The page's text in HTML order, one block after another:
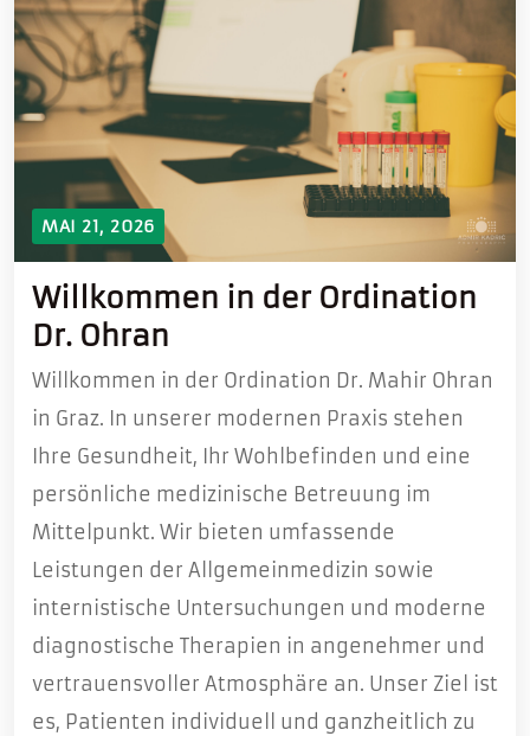
MAI 21, 2026
Willkommen in der Ordination
Dr. Ohran
Willkommen in der Ordination Dr. Mahir Ohran
in Graz. In unserer modernen Praxis stehen
Ihre Gesundheit, Ihr Wohlbefinden und eine
persönliche medizinische Betreuung im
Mittelpunkt. Wir bieten umfassende
Leistungen der Allgemeinmedizin sowie
internistische Untersuchungen und moderne
diagnostische Therapien in angenehmer und
vertrauensvoller Atmosphäre an. Unser Ziel ist
es, Patienten individuell und ganzheitlich zu